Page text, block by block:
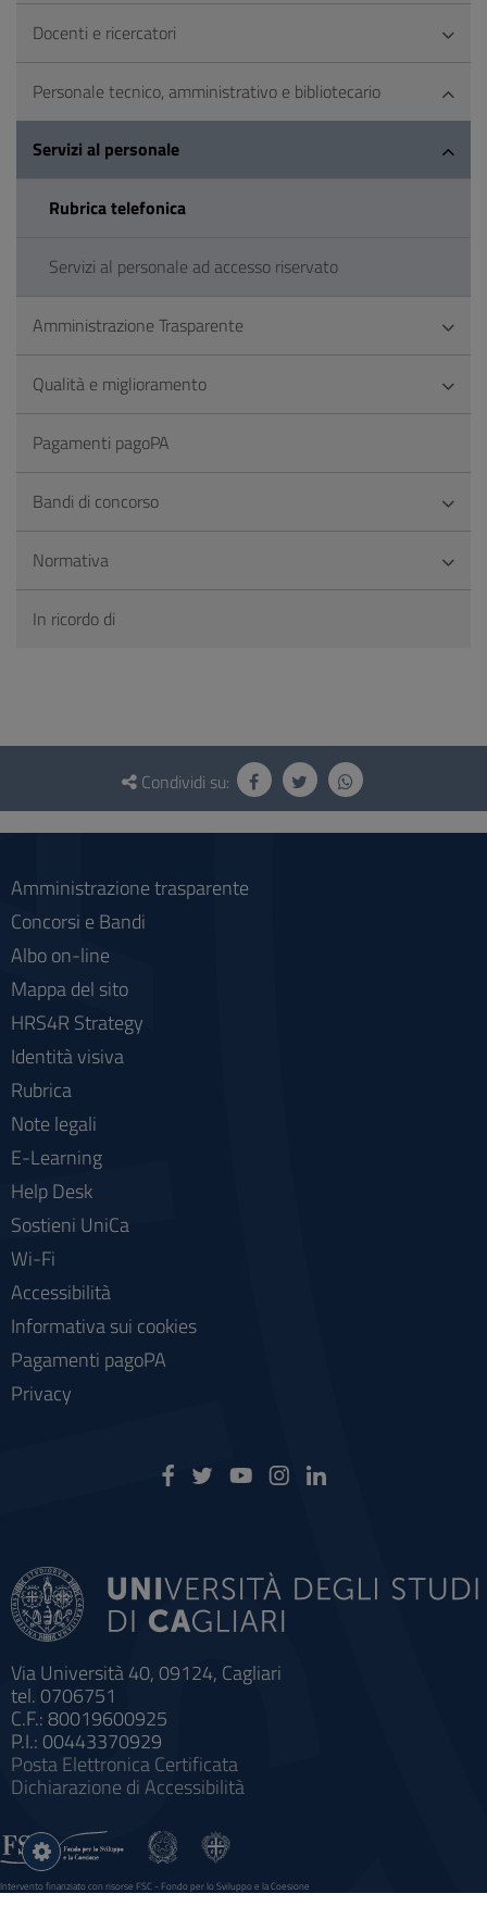
Docenti e ricercatori
Personale tecnico, amministrativo e bibliotecario
Servizi al personale
Rubrica telefonica
Servizi al personale ad accesso riservato
Amministrazione Trasparente
Qualità e miglioramento
Pagamenti pagoPA
Bandi di concorso
Normativa
In ricordo di
Questionario
social
Condividi su:
Via Università 40, 09124, Cagliari
tel. 0706751
C.F.: 80019600925
P.I.: 00443370929
Posta Elettronica Certificata
Dichiarazione di Accessibilità
Amministrazione trasparente
Concorsi e Bandi
Albo on-line
Mappa del sito
HRS4R Strategy
Identità visiva
Rubrica
Note legali
E-Learning
Help Desk
Sostieni UniCa
Wi-Fi
Accessibilità
Informativa sui cookies
Pagamenti pagoPA
Privacy
Intervento finanziato con risorse FSC - Fondo per lo Sviluppo e la Coesione
Sistema informatico gestionale integrato a supporto della didattica e della ricerca e potenziamento dei servizi online
Impostazioni
cookie